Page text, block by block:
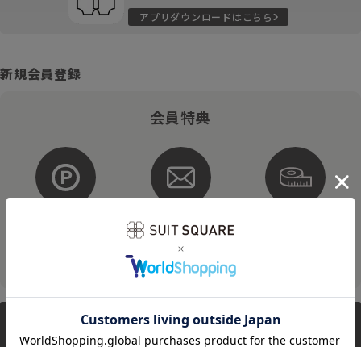
アプリダウンロードはこちら
新規会員登録
会員特典
メルマガ配信
そのほかにもさまざまなキャンペーンを予定しています。
新規会員登録